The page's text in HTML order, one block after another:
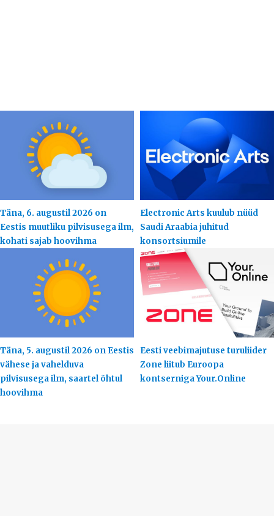
Täna, 6. augustil 2026 on
Eestis muutliku pilvisusega ilm,
kohati sajab hoovihma
Electronic Arts kuulub nüüd
Saudi Araabia juhitud
konsortsiumile
Täna, 5. augustil 2026 on Eestis
vähese ja vahelduva
pilvisusega ilm, saartel õhtul
hoovihma
Eesti veebimajutuse turuliider
Zone liitub Euroopa
kontserniga Your.Online